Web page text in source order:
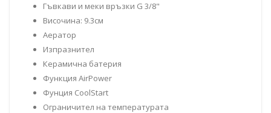
Гъвкави и меки връзки G 3/8"
Височина: 9.3см
Аератор
Изпразнител
Керамична батерия
Функция AirPower
Фунция CoolStart
Ограничител на температурата